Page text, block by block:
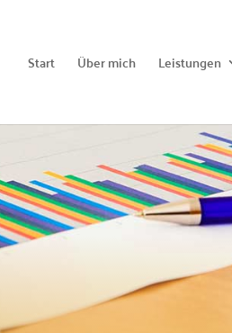
Start Über mich Leistungen